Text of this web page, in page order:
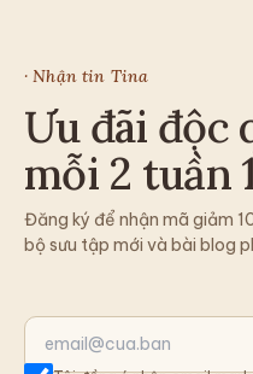
· Nhận tin Tina
Ưu đãi độc
mỗi 2 tuần
Đăng ký để nhận mã giảm
bộ sưu tập mới và bài blog